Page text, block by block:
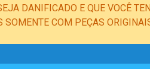
DANIFICADO E QUE VOCÊ
COM PEÇAS